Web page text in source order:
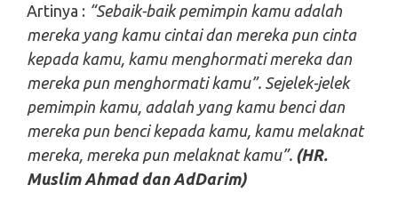
Artinya : “Sebaik-baik pemimpin kamu adalah
mereka yang kamu cintai dan mereka pun cinta
kepada kamu, kamu menghormati mereka dan
mereka pun menghormati kamu”. Sejelek-jelek
pemimpin kamu, adalah yang kamu benci dan
mereka pun benci kepada kamu, kamu melaknat
mereka, mereka pun melaknat kamu”. (HR.
Muslim Ahmad dan AdDarim)